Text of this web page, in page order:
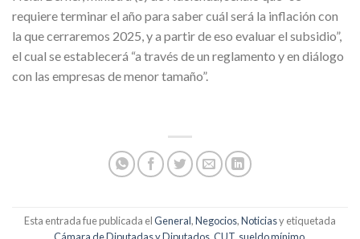
requiere terminar el año para saber cuál será la inflación con
la que cerraremos 2025, y a partir de eso evaluar el subsidio”,
el cual se establecerá “a través de un reglamento y en diálogo
con las empresas de menor tamaño”.
Esta entrada fue publicada el General , Negocios, Noticiasy etiquetada